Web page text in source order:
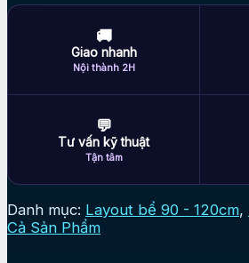
🚚
Giao nhanh
Nội thành 2H
💬
Tư vấn kỹ thuật
Tận tâm
Danh mục: Layout bể 90 - 120cm,
Cả Sản Phẩm